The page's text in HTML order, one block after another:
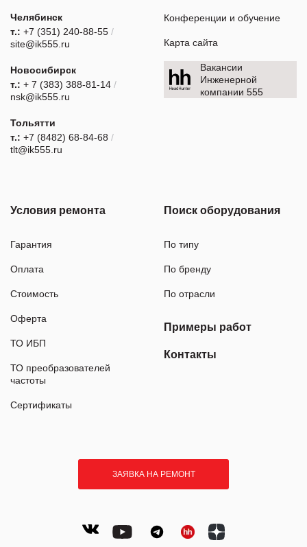
Челябинск
т.: +7 (351) 240-88-55 /
site@ik555.ru
Новосибирск
т.: + 7 (383) 388-81-14 /
nsk@ik555.ru
Тольятти
т.: +7 (8482) 68-84-68 /
tlt@ik555.ru
Конференции и обучение
Карта сайта
Вакансии
Инженерной
компании 555
Условия ремонта
Гарантия
Оплата
Стоимость
Оферта
ТО ИБП
ТО преобразователей
частоты
Сертификаты
Поиск оборудования
По типу
По бренду
По отрасли
Примеры работ
Контакты
ЗАЯВКА НА РЕМОНТ